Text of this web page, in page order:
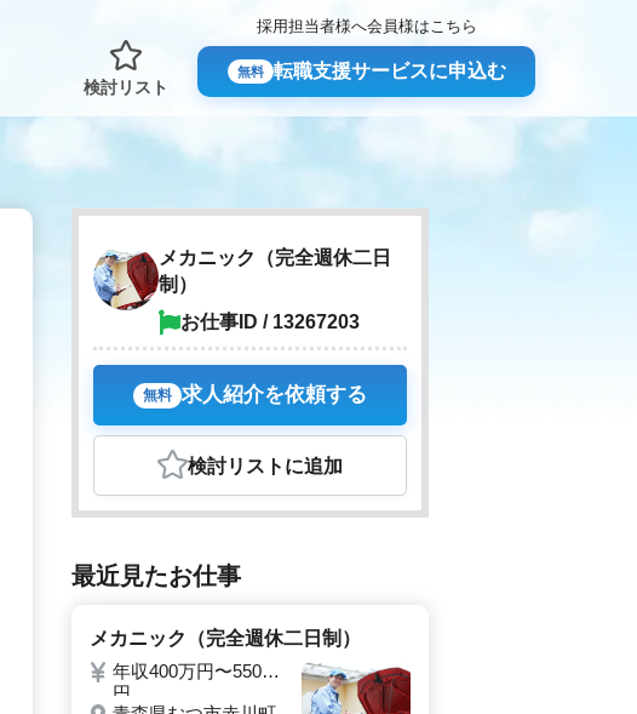
検討リスト
採用担当者様へ会員様はこちら
無料 転職支援サービスに申込む
メカニック（完全週休二日
制）
お仕事ID / 13267203
無料 求人紹介を依頼する
検討リスト に追加
最近見たお仕事
メカニック（完全週休二日制）
年収400万円〜550万
円